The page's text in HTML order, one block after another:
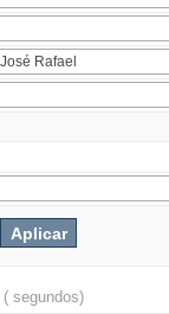
( segundos)